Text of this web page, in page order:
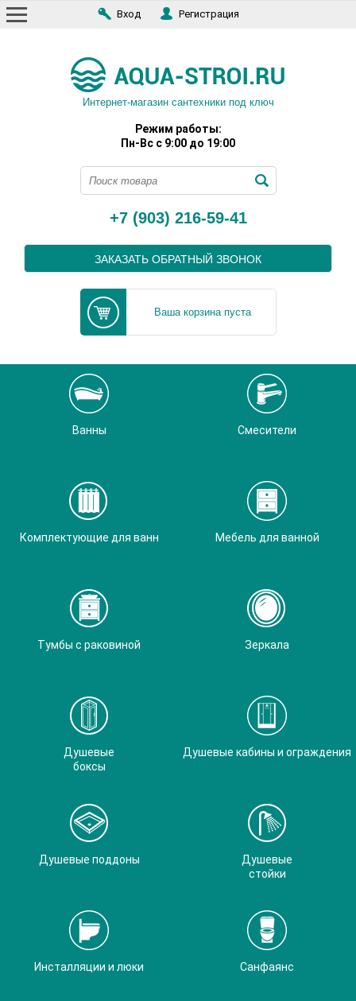
Вход Регистрация
Интернет-магазин сантехники под ключ
Режим работы:
Пн-Вс с 9:00 до 19:00
+7 (903) 216-59-41
ЗАКАЗАТЬ ОБРАТНЫЙ ЗВОНОК
Ваша корзина пуста
Ванны Смесители
Комплектующие для ванн Мебель для ванной
Тумбы с раковиной Зеркала
Душевые
боксы
Душевые кабины и ограждения
Душевые поддоны
Душевые
стойки
Инсталляции и люки Санфаянс